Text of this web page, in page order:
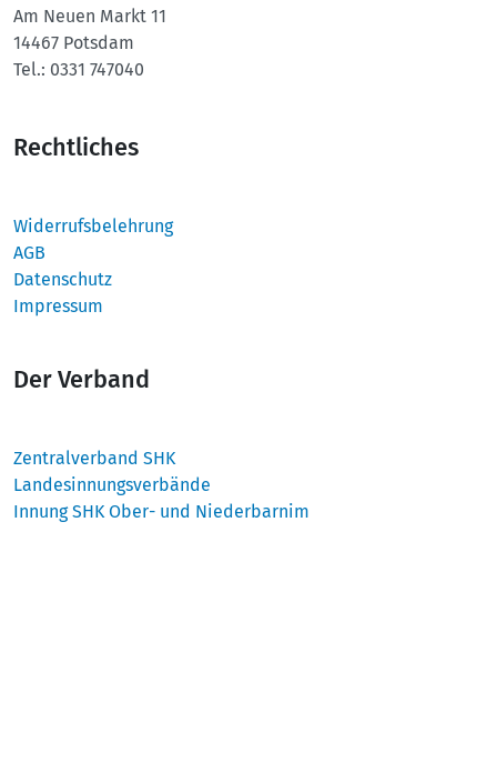
Am Neuen Markt 11
14467 Potsdam
Tel.: 0331 747040
Rechtliches
Widerrufsbelehrung
AGB
Datenschutz
Impressum
Der Verband
Zentralverband SHK
Landesinnungsverbände
Innung SHK Ober- und Niederbarnim